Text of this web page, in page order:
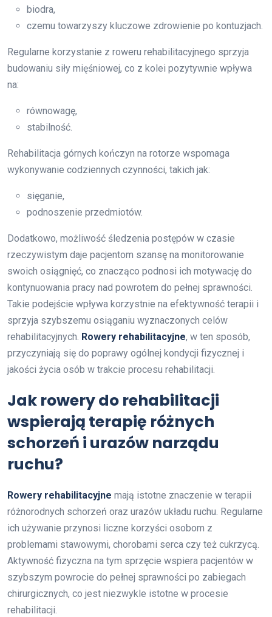
biodra,
czemu towarzyszy kluczowe zdrowienie po kontuzjach.
Regularne korzystanie z roweru rehabilitacyjnego sprzyja
budowaniu siły mięśniowej, co z kolei pozytywnie wpływa
na:
równowagę,
stabilność.
Rehabilitacja górnych kończyn na rotorze wspomaga
wykonywanie codziennych czynności, takich jak:
sięganie,
podnoszenie przedmiotów.
Dodatkowo, możliwość śledzenia postępów w czasie
rzeczywistym daje pacjentom szansę na monitorowanie
swoich osiągnięć, co znacząco podnosi ich motywację do
kontynuowania pracy nad powrotem do pełnej sprawności.
Takie podejście wpływa korzystnie na efektywność terapii i
sprzyja szybszemu osiąganiu wyznaczonych celów
rehabilitacyjnych. Rowery rehabilitacyjne, w ten sposób,
przyczyniają się do poprawy ogólnej kondycji fizycznej i
jakości życia osób w trakcie procesu rehabilitacji.
Jak rowery do rehabilitacji
wspierają terapię różnych
schorzeń i urazów narządu
ruchu?
Rowery rehabilitacyjne mają istotne znaczenie w terapii
różnorodnych schorzeń oraz urazów układu ruchu. Regularne
ich używanie przynosi liczne korzyści osobom z
problemami stawowymi, chorobami serca czy też cukrzycą.
Aktywność fizyczna na tym sprzęcie wspiera pacjentów w
szybszym powrocie do pełnej sprawności po zabiegach
chirurgicznych, co jest niezwykle istotne w procesie
rehabilitacji.